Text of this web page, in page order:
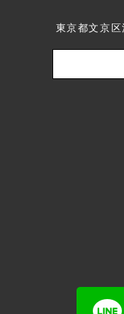
東京都文京